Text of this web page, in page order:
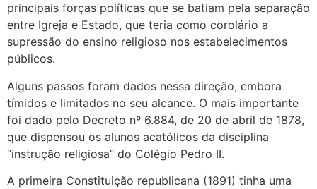
principais forças políticas que se batiam pela separação
entre Igreja e Estado, que teria como corolário a
supressão do ensino religioso nos estabelecimentos
públicos.
Alguns passos foram dados nessa direção, embora
tímidos e limitados no seu alcance. O mais importante
foi dado pelo Decreto nº 6.884, de 20 de abril de 1878,
que dispensou os alunos acatólicos da disciplina
“instrução religiosa” do Colégio Pedro II.
A primeira Constituição republicana (1891) tinha uma